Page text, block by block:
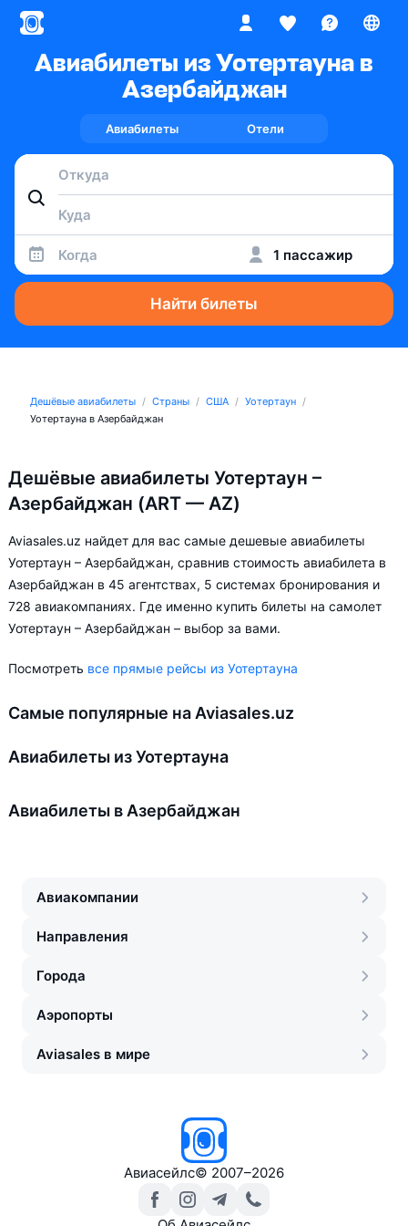
Авиабилеты из Уотертауна в
Азербайджан
Авиабилеты Отели
Когда 1 пассажир
Найти билеты
Дешёвые авиабилеты Страны США
Уотертаун
Уотертауна в Азербайджан
Дешёвые авиабилеты Уотертаун –
Азербайджан (ART — AZ)
Aviasales.uz найдет для вас самые дешевые авиабилеты
Уотертаун – Азербайджан, сравнив стоимость авиабилета в
Азербайджан в 45 агентствах, 5 системах бронирования и
728 авиакомпаниях. Где именно купить билеты на самолет
Уотертаун – Азербайджан – выбор за вами.
Посмотреть все прямые рейсы из Уотертауна
Самые популярные на Aviasales.uz
Авиабилеты из Уотертауна
Авиабилеты в Азербайджан
Авиакомпании
Направления
Города
Аэропорты
Aviasales в мире
Авиасейлс© 2007–2026